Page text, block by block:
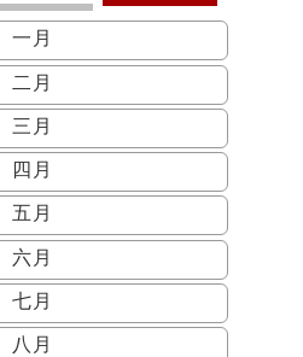
一月
二月
三月
四月
五月
六月
七月
八月